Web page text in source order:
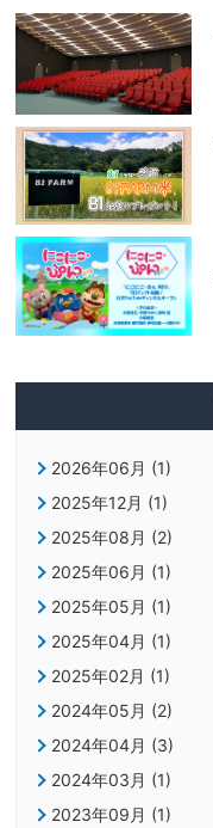
2026年06月 (1)
2025年12月 (1)
2025年08月 (2)
2025年06月 (1)
2025年05月 (1)
2025年04月 (1)
2025年02月 (1)
2024年05月 (2)
2024年04月 (3)
2024年03月 (1)
2023年09月 (1)